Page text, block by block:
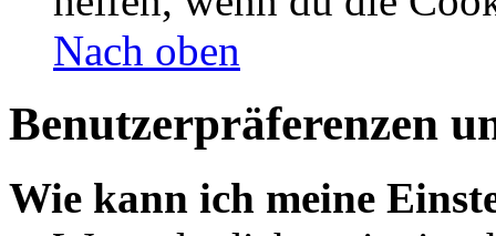
Nach oben
Benutzerpräferenzen
Wie kann ich meine